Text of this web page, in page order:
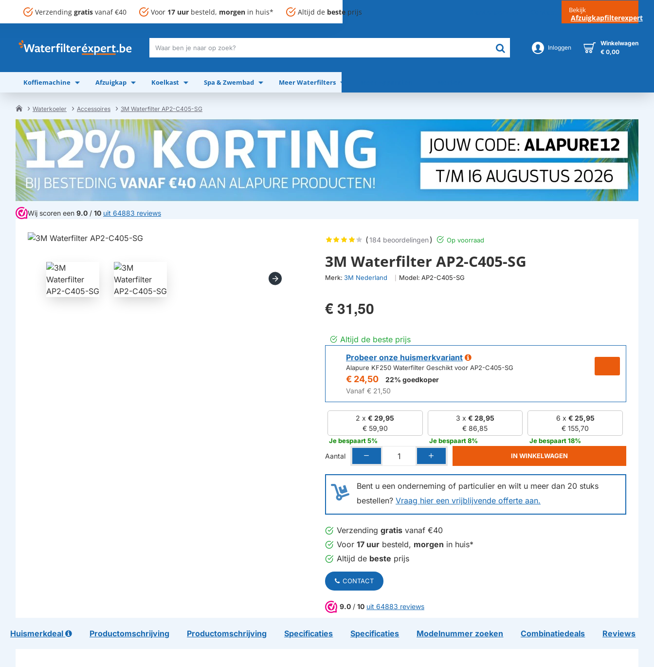
Verzending gratis vanaf €40 Voor 17 uur besteld, morgen in huis* Altijd de beste prijs Bekijk
Afzuigkapfilterexpert
Waar
je
naar
op
Inloggen
Winkelwagen
€ 0,00
Koffiemachine Afzuigkap Koelkast Spa & Zwembad Meer Waterfilters
Waterkoeler Accessoires 3M Waterfilter AP2-C405-SG
Wij scoren een 9.0 / 10 uit 64883 reviews
3M Waterfilter AP2-C405-SG
Merk: 3M Nederland Model: AP2-C405-SG
(184 beoordelingen) Op voorraad
€ 31,50
Altijd de beste prijs
Probeer onze huismerkvariant
Alapure KF250 Waterfilter Geschikt voor AP2-C405-SG
€ 24,50
22% goedkoper
Vanaf € 21,50
2 x€ 29,95
€ 59,90
Je bespaart 5%
3 x € 28,95
€ 86,85
Je bespaart 8%
6 x € 25,95
€ 155,70
Je bespaart 18%
Bent u een onderneming of particulier en wilt u meer dan 20 stuks
bestellen? Vraag hier een vrijblijvende offerte aan.
Aantal IN WINKELWAGEN
Verzending gratis vanaf €40
Voor 17 uur besteld, morgen in huis*
Altijd de beste prijs
CONTACT
9.0 / 10 uit 64883 reviews
Huismerkdeal Productomschrijving Productomschrijving Specificaties Specificaties Modelnummer zoeken Combinatiedeals Reviews